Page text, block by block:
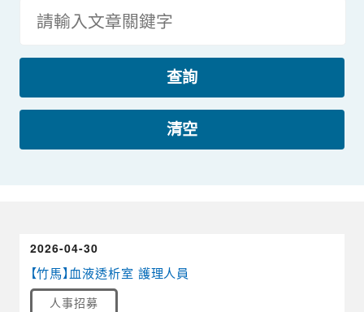
查詢
清空
【竹馬】血液透析室 護理人員
人事招募
2026-04-30